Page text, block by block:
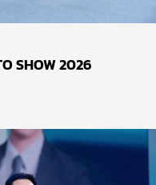
SHOW 2026